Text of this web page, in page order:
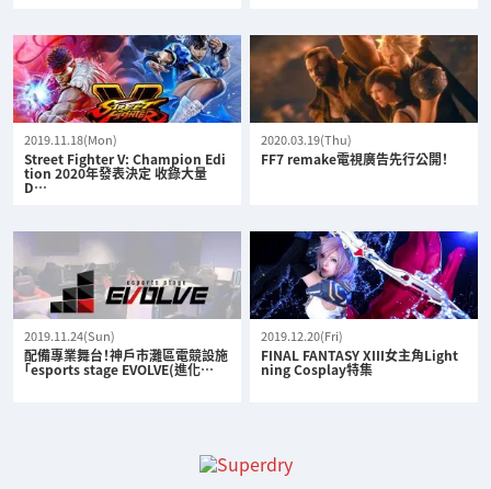
2019.11.18(Mon)
Street Fighter V: Champion Edi
tion 2020年發表決定 收錄大量
D…
2020.03.19(Thu)
FF7 remake電視廣告先行公開！
2019.11.24(Sun)
配備專業舞台！神戶市灘區電競設施
「esports stage EVOLVE(進化…
2019.12.20(Fri)
FINAL FANTASY XIII女主角Light
ning Cosplay特集